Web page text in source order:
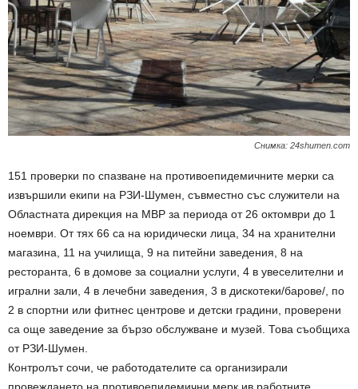
Снимка: 24shumen.com
151 проверки по спазване на противоепидемичните мерки са
извършили екипи на РЗИ-Шумен, съвместно със служители на
Областната дирекция на МВР за периода от 26 октомври до 1
ноември. От тях 66 са на юридически лица, 34 на хранителни
магазина, 11 на училища, 9 на питейни заведения, 8 на
ресторанта, 6 в домове за социални услуги, 4 в увеселителни и
игрални зали, 4 в лечебни заведения, 3 в дискотеки/барове/, по
2 в спортни или фитнес центрове и детски градини, проверени
са още заведение за бързо обслужване и музей. Това съобщиха
от РЗИ-Шумен.
Контролът сочи, че работодателите са организирали